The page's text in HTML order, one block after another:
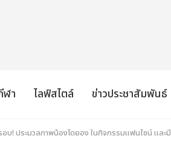
ฬา ไลฟ์สไตล์ ข่าวประชาสัมพันธ์
อบ! ประมวลภาพน้องโดยอง ในกิจกรรมแฟนไซน์ แล